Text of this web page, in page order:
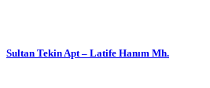
Sultan Tekin Apt – Latife Hanım Mh.